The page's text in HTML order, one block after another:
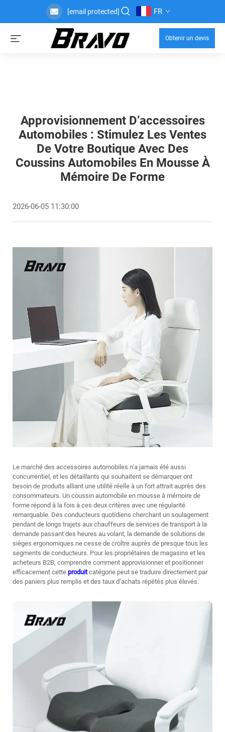
[email protected] FR
Obtenir un devis
Approvisionnement D’accessoires
Automobiles : Stimulez Les Ventes
De Votre Boutique Avec Des
Coussins Automobiles En Mousse À
Mémoire De Forme
2026-06-05 11:30:00
Le marché des accessoires automobiles n’a jamais été aussi
concurrentiel, et les détaillants qui souhaitent se démarquer ont
besoin de produits alliant une utilité réelle à un fort attrait auprès des
consommateurs. Un coussin automobile en mousse à mémoire de
forme répond à la fois à ces deux critères avec une régularité
remarquable. Des conducteurs quotidiens cherchant un soulagement
pendant de longs trajets aux chauffeurs de services de transport à la
demande passant des heures au volant, la demande de solutions de
sièges ergonomiques ne cesse de croître auprès de presque tous les
segments de conducteurs. Pour les propriétaires de magasins et les
acheteurs B2B, comprendre comment approvisionner et positionner
efficacement cette produitcatégorie peut se traduire directement par
des paniers plus remplis et des taux d’achats répétés plus élevés.